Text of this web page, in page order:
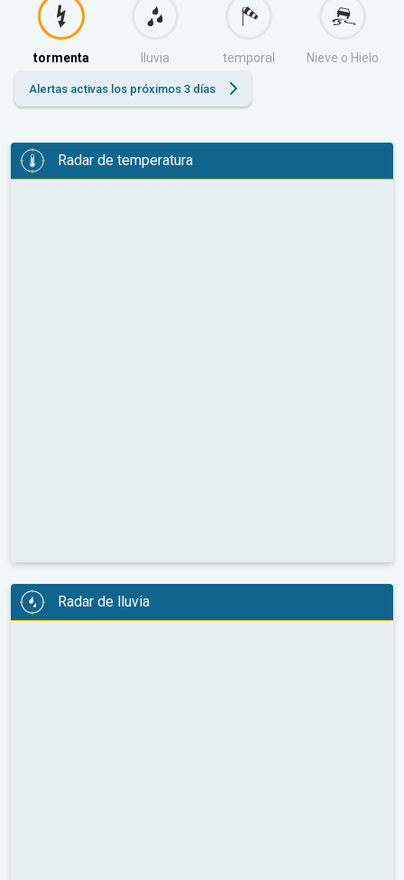
tormenta lluvia temporal Nieve o Hielo
Alertas activas los próximos 3 días
Radar de temperatura
Radar de lluvia